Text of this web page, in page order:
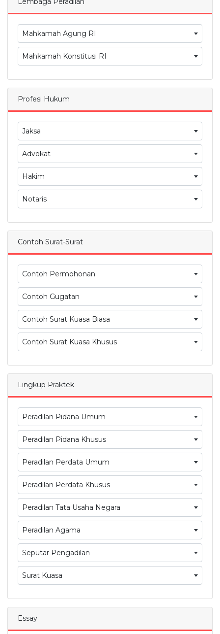
Mahkamah Agung RI
Mahkamah Konstitusi RI
Profesi Hukum
Jaksa
Advokat
Hakim
Notaris
Contoh Surat-Surat
Contoh Permohonan
Contoh Gugatan
Contoh Surat Kuasa Biasa
Contoh Surat Kuasa Khusus
Lingkup Praktek
Peradilan Pidana Umum
Peradilan Pidana Khusus
Peradilan Perdata Umum
Peradilan Perdata Khusus
Peradilan Tata Usaha Negara
Peradilan Agama
Seputar Pengadilan
Surat Kuasa
Essay